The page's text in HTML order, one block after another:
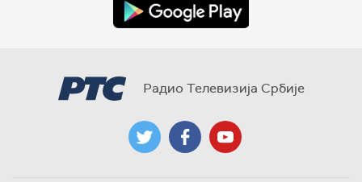
Радио Телевизија Србије